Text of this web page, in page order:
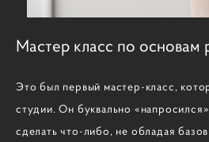
Мастер класс по основам
Это был первый мастер-класс,
студии. Он буквально
сделать что-либо, не обладая